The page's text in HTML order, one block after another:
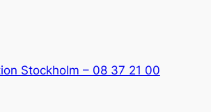
Stockholm – 08 37 21 00